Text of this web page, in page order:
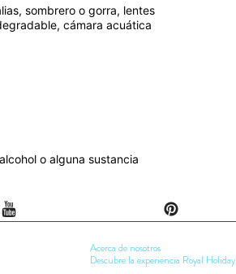
sombrero o gorra, lentes
cámara acuática
o alguna sustancia
Acerca de nosotros
Descubre la experiencia Royal Holiday